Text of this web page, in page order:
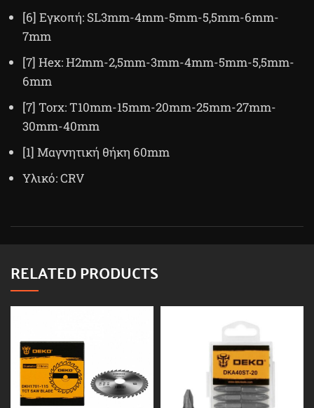
[6] Εγκοπή: SL3mm-4mm-5mm-5,5mm-6mm-
7mm
[7] Hex: H2mm-2,5mm-3mm-4mm-5mm-5,5mm-
6mm
[7] Torx: T10mm-15mm-20mm-25mm-27mm-
30mm-40mm
[1] Μαγνητική θήκη 60mm
Υλικό: CRV
RELATED PRODUCTS